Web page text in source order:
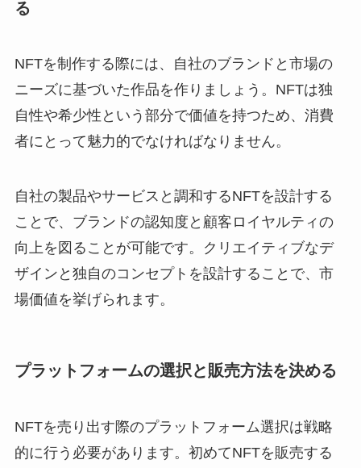
る
NFTを制作する際には、自社のブランドと市場の
ニーズに基づいた作品を作りましょう。NFTは独
自性や希少性という部分で価値を持つため、消費
者にとって魅力的でなければなりません。
自社の製品やサービスと調和するNFTを設計する
ことで、ブランドの認知度と顧客ロイヤルティの
向上を図ることが可能です。クリエイティブなデ
ザインと独自のコンセプトを設計することで、市
場価値を挙げられます。
プラットフォームの選択と販売方法を決める
NFTを売り出す際のプラットフォーム選択は戦略
的に行う必要があります。初めてNFTを販売する